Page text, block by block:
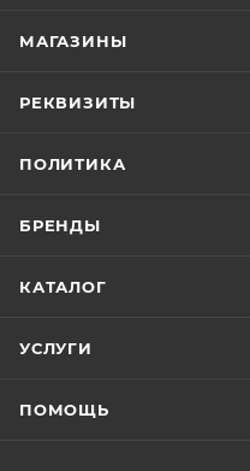
МАГАЗИНЫ
РЕКВИЗИТЫ
ПОЛИТИКА
БРЕНДЫ
КАТАЛОГ
УСЛУГИ
ПОМОЩЬ